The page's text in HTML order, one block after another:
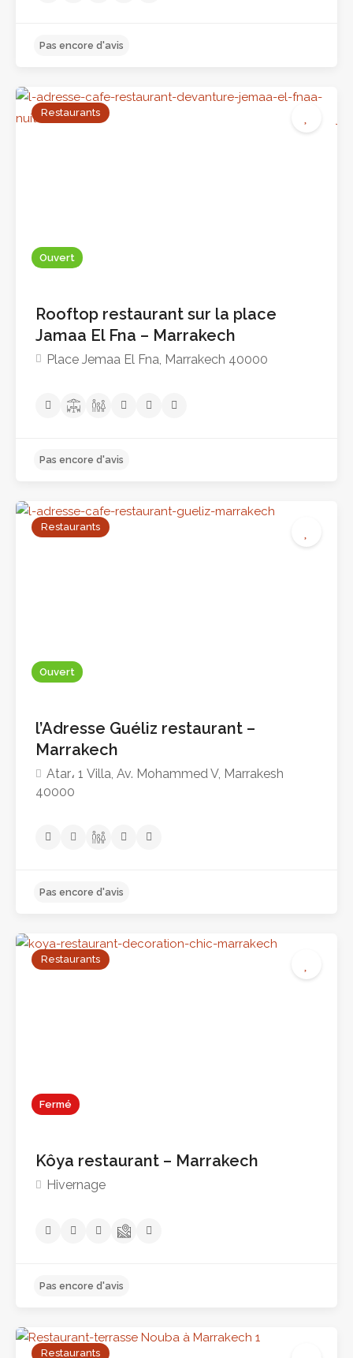
Ouvert
Restaurants
Rooftop restaurant sur la place
Jamaa El Fna – Marrakech
Place Jemaa El Fna, Marrakech 40000
Ouvert
Restaurants
l’Adresse Guéliz restaurant –
Marrakech
Atar، 1 Villa, Av. Mohammed V, Marrakesh
40000
Fermé
Restaurants
Kôya restaurant – Marrakech
Hivernage
Restaurants